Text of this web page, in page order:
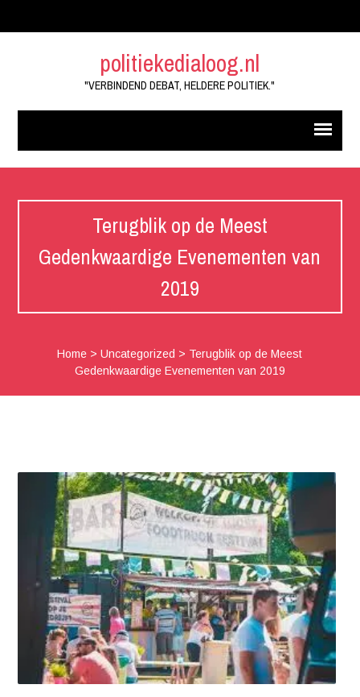
politiekedialoog.nl
"VERBINDEND DEBAT, HELDERE POLITIEK."
Terugblik op de Meest
Gedenkwaardige Evenementen van
2019
Home >Uncategorized > Terugblik op de Meest
Gedenkwaardige Evenementen van 2019